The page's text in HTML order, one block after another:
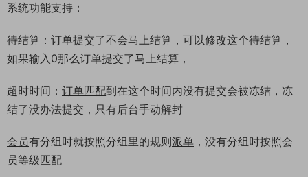
系统功能支持：
待结算：订单提交了不会马上结算，可以修改这个待结算，
如果输入0那么订单提交了马上结算，
超时时间： 订单匹配到在这个时间内没有提交会被冻结，冻
结了没办法提交，只有后台手动解封
会员有分组时就按照分组里的规则派单 ，没有分组时按照会
员等级匹配